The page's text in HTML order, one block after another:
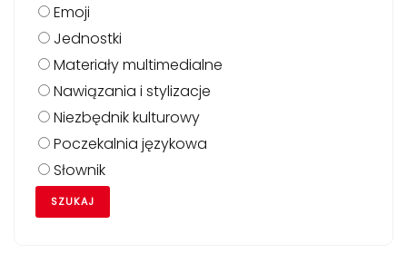
Emoji
Jednostki
Materiały multimedialne
Nawiązania i stylizacje
Niezbędnik kulturowy
Poczekalnia językowa
Słownik